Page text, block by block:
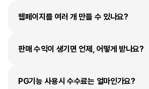
웹페이지를 여러 개 만들 수 있나요?
판매 수익이 생기면 언제, 어떻게 받나요?
PG기능 사용시 수수료는 얼마인가요?